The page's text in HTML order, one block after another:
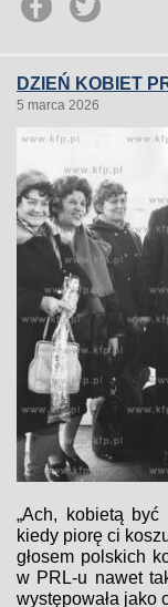
DZIEŃ KOBIET
5 marca 2026
„Ach, kobietą
kiedy piorę ci
głosem polskich
w PRL-u nawet
występowała jako